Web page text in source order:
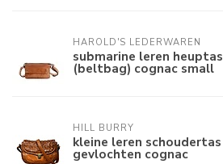
HAROLD'S LEDERWAREN
submarine leren heuptas
(beltbag) cognac small
HILL BURRY
kleine leren schoudertas
gevlochten cognac